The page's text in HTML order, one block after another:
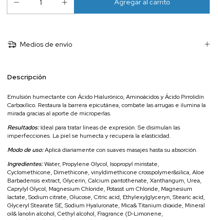
Medios de envío
Descripción
Emulsión humectante con Ácido Hialurónico, Aminoácidos y Ácido Pirrolidín
Carboxílico. Restaura la barrera epicutánea, combate las arrugas e ilumina la
mirada gracias al aporte de microperlas.
Resultados:Ideal para tratar líneas de expresión. Se disimulan las
imperfecciones. La piel se humecta y recupera la elasticidad.
Modo de uso:Aplicá diariamente con suaves masajes hasta su absorción.
Ingredientes:Water, Propylene Glycol, Isopropyl miristate,
Cyclomethicone, Dimethicone, vinyldimethicone crosspolymer&silica, Aloe
Barbadensis extract, Glycerin, Calcium pantothenate, Xanthangum, Urea,
Caprylyl Glycol, Magnesium Chloride, Potasst um Chloride, Magnesium
lactate, Sodium citrate, Glucose, Citric acid, Ethylexy|glyceryn, Stearic acid,
Glyceryl Stearate SE, Sodium Hyaluronate, Mica& Titanium dioxide, Mineral
oil& lanolin alcohol, Cethyl alcohol, Fragrance (D-Limonene,